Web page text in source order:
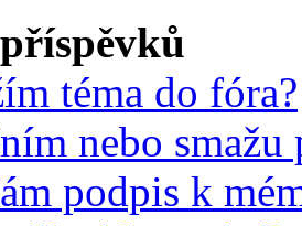
téma do fóra?
nebo smažu
podpis k